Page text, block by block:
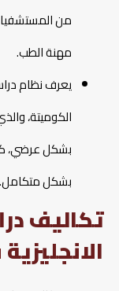
من
مهنة الطب.
يعرف نظام
الكوميتة،
بشكل عرضي،
بشكل متكامل.
تكاليف